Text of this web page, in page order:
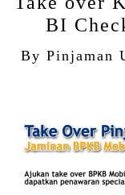
BI
By Pinjaman